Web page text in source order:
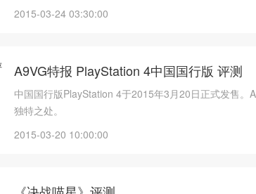
2015-03-24 03:30:00
A9VG特报 PlayStation 4中国国行版 评测
中国国行版PlayStation 4于2015年3月20日正式发售。
独特之处。
2015-03-20 10:00:00